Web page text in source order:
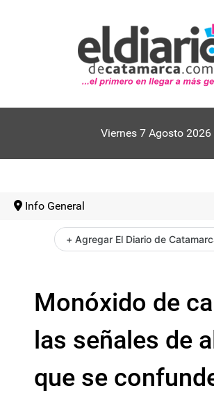
Viernes 7 Agosto 2026
Info General
+ Agregar El Diario de
Monóxido de
las señales de
que se